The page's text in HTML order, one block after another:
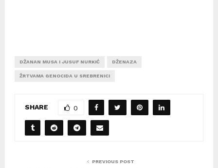
DŽANAN MUSA I JUSUF NURKIĆ DŽENAZA
ŽRTVAMA GENOCIDA U SREBRENICI
SHARE 0
PREVIOUS POST